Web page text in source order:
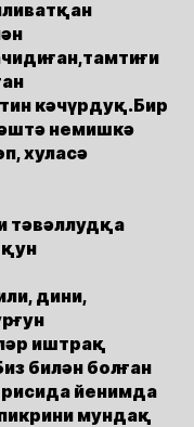
кәчүрдуқ.Бир
немишкә
хуласә
тәвәллудқа
дини,
иштрақ
билән болған
йенимда
мундақ